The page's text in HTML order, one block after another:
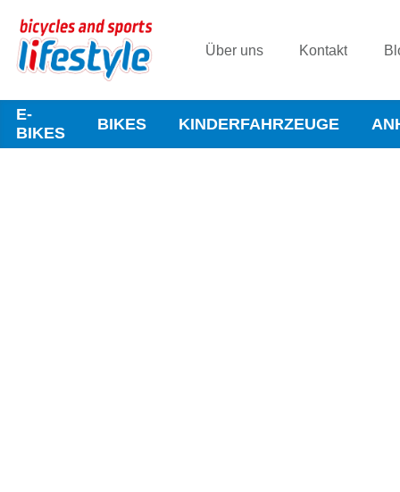
Über uns Kontakt
E-
BIKES
BIKES KINDERFAHRZEUGE